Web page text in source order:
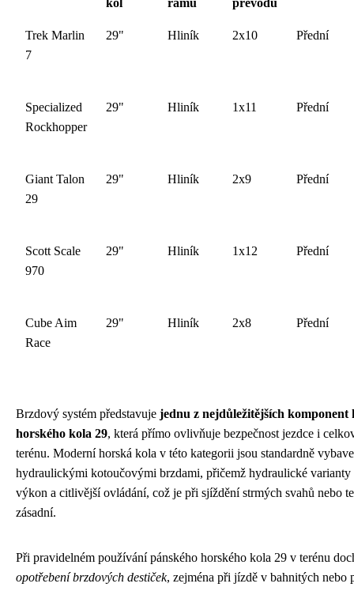
kol
rámu
převodů
Trek Marlin
7
29" Hliník 2x10 Přední
Specialized
Rockhopper
29" Hliník 1x11 Přední
Giant Talon
29
29" Hliník 2x9 Přední
Scott Scale
970
29" Hliník 1x12 Přední
Cube Aim
Race
29" Hliník 2x8 Přední
Brzdový systém představuje jednu z nejdůležitějších komponent
horského kola 29, která přímo ovlivňuje bezpečnost jezdce i
terénu. Moderní horská kola v této kategorii jsou standardně
hydraulickými kotoučovými brzdami, přičemž hydraulické
výkon a citlivější ovládání, což je při sjíždění strmých svahů nebo
zásadní.
Při pravidelném používání pánského horského kola 29 v terénu
opotřebení brzdových destiček, zejména při jízdě v bahnitých nebo